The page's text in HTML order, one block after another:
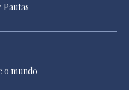
Pautas
o mundo